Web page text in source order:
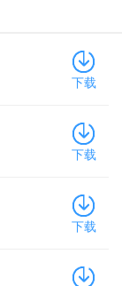
下载
下载
下载